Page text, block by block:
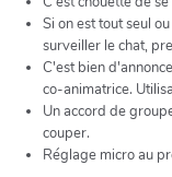
Si on est tout seul
surveiller le chat,
C'est bien
co-animatrice.
Un accord de
couper.
Réglage micro au